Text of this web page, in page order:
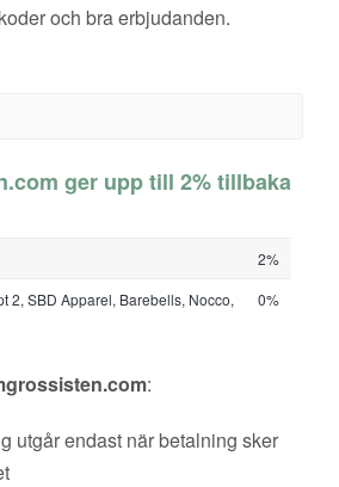
och bra erbjudanden.
ger upp till 2% tillbaka
2%
2, SBD Apparel, Barebells, Nocco,
0%
:
utgår endast när betalning sker